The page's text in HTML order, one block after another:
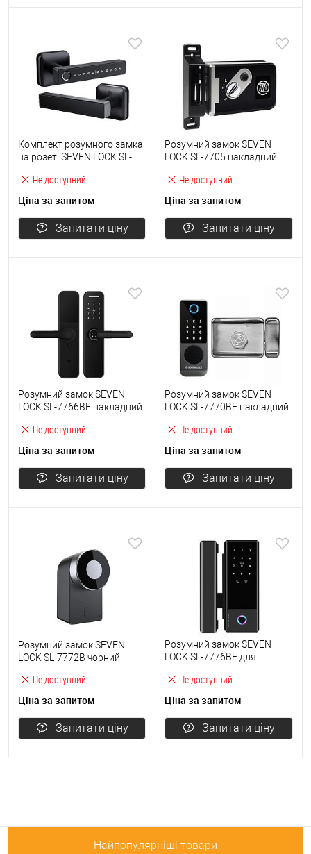
Не доступний
Комплект розумного замка
на розеті SEVEN LOCK SL-
Ціна за запитом
Запитати ціну
Не доступний
Розумний замок SEVEN
LOCK SL-7705 накладний
Ціна за запитом
Запитати ціну
Не доступний
Розумний замок SEVEN
LOCK SL-7766BF накладний
Ціна за запитом
Запитати ціну
Не доступний
Розумний замок SEVEN
LOCK SL-7770BF накладний
Ціна за запитом
Запитати ціну
Не доступний
Розумний замок SEVEN
LOCK SL-7772B чорний
Ціна за запитом
Запитати ціну
Не доступний
Розумний замок SEVEN
LOCK SL-7776BF для
чорний
Ціна за запитом
Запитати ціну
Найпопулярніші товари